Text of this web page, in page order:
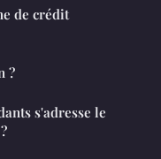
de crédit
?
s'adresse le